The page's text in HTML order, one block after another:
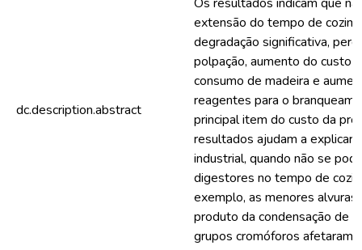
dc.description.abstract
extensão do tempo de
degradação significativa,
polpação, aumento do custo
consumo de madeira e
reagentes para o
principal item do custo da
resultados ajudam a explicar
industrial, quando não se
digestores no tempo de
exemplo, as menores alvuras
produto da condensação de
grupos cromóforos afetaram